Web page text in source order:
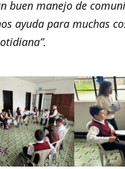
buen manejo de
ayuda para muchas